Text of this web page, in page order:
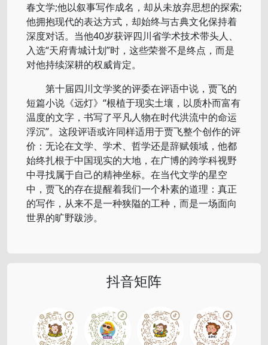
春文学;他以叙事写作成名，却从未放弃思想的探索;
他拥抱现代的表达方式，却始终与古典文化保持着
深度对话。当他40岁获评四川省学术技术带头人、
入选“天府青城计划”时，这些荣誉不是终点，而是
对他持续深耕的权威肯定。
第十届四川文学奖的评委在评语中说，贾飞的
短篇小说《远灯》“根植于现实土壤，以质朴而富有
温度的文字，书写了平凡人物在时代洪流中的命运
浮沉”。这段评语或许同样适用于贾飞整个创作的评
价：无论在文学、学术、哲学还是辞赋领域，他都
始终扎根于中国现实的大地，在广博的跨学科视野
中寻找属于自己的精神坐标。在当代文学的星空
中，贾飞的存在提醒着我们一个朴素的道理：真正
的写作，从来不是一种狭隘的工种，而是一场面向
世界的旷野跋涉。
抖音矩阵